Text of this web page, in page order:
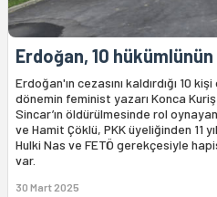
Erdoğan, 10 hükümlünün
Erdoğan'ın cezasını kaldırdığı 10
dönemin feminist yazarı Konca
Sincar’ın öldürülmesinde rol
ve Hamit Çöklü, PKK üyeliğinden 11
Hulki Nas ve FETÖ gerekçesiyle
var.
30 Mart 2025